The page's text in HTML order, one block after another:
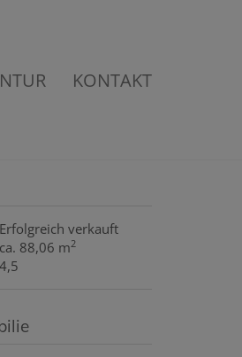
KONTAKT
Erfolgreich verkauft
ca. 88,06 m2
4,5